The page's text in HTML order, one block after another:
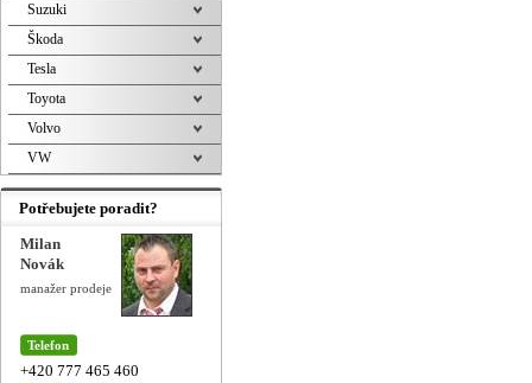
Suzuki
Škoda
Tesla
Toyota
Volvo
VW
Potřebujete poradit?
Milan
Novák
manažer prodeje
Telefon
+420 777 465 460